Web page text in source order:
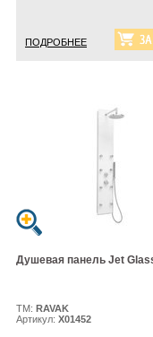
ПОДРОБНЕЕ
Душевая панель Jet
ТМ: RAVAK
Артикул: X01452